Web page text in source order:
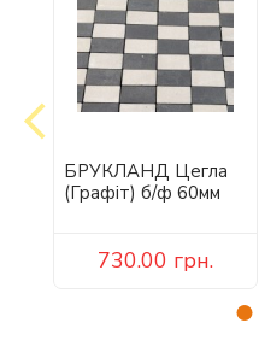
БРУКЛАНД Цегла
(Графіт) б/ф 60мм
730.00 грн.